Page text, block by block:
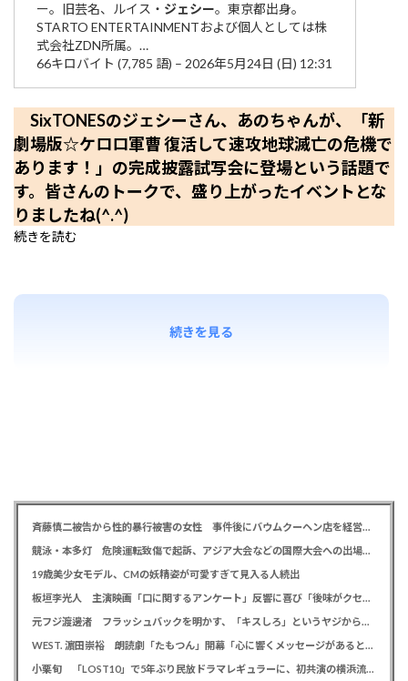
ー。旧芸名、ルイス・ ジェシー。東京都出身。
STARTO ENTERTAINMENTおよび個人としては株
式会社ZDN所属。…
66キロバイト (7,785 語) – 2026年5月24日 (日) 12:31
SixTONESのジェシーさん、あのちゃんが、「新
劇場版☆ケロロ軍曹 復活して速攻地球滅亡の危機で
あります！」の完成披露試写会に登場という話題で
す。皆さんのトークで、盛り上がったイベントとな
りましたね(^.^)
続きを読む
続きを見る
斉藤慎二被告から性的暴行被害の女性 事件後にバウムクーヘン店を経営やTikTokでライブ配信する姿に「言葉にできない悔しさと怒り」
競泳・本多灯 危険運転致傷で起訴、アジア大会などの国際大会への出場を辞退
19歳美少女モデル、CMの妖精姿が可愛すぎて見入る人続出
板垣李光人 主演映画「口に関するアンケート」反響に喜び「後味がクセになる、と」
元フジ渡邊渚 フラッシュバックを明かす、「キスしろ」というヤジからパニックに… 「1人の人間の人生に、当たり前の生活を奪った人が全て悪い」
WEST. 濵田崇裕 朗読劇「たもつん」開幕「心に響くメッセージがあると感じています」
小栗旬 「LOST10」で5年ぶり民放ドラマレギュラーに、初共演の横浜流星とバディ役「もう最高です」